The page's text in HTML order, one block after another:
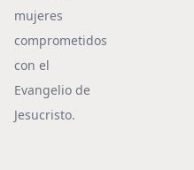
mujeres
comprometidos
con el
Evangelio de
Jesucristo.